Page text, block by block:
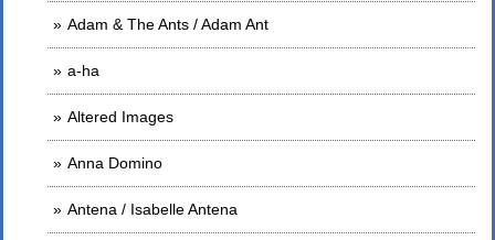
Adam & The Ants / Adam Ant
a-ha
Altered Images
Anna Domino
Antena / Isabelle Antena